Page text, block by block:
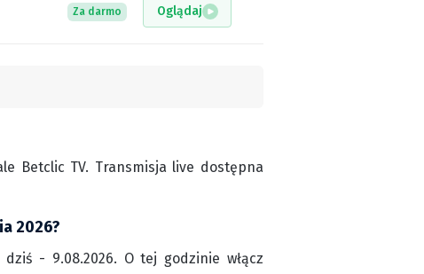
Za darmo Oglądaj
Betclic TV. Transmisja live dostępna
2026?
- 9.08.2026. O tej godzinie włącz